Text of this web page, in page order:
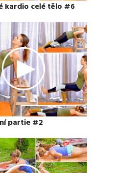
kardio celé tělo #6
partie #2